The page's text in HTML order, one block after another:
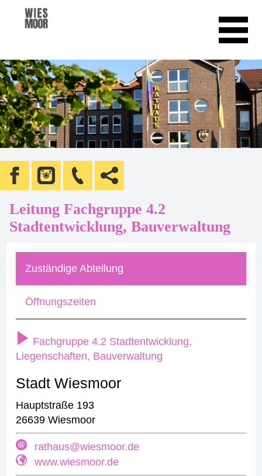
Leitung Fachgruppe 4.2
Stadtentwicklung, Bauverwaltung
Zuständige Abteilung
Öffnungszeiten
Fachgruppe 4.2 Stadtentwicklung,
Liegenschaften, Bauverwaltung
Stadt Wiesmoor
Hauptstraße 193
26639 Wiesmoor
rathaus@wiesmoor.de
www.wiesmoor.de